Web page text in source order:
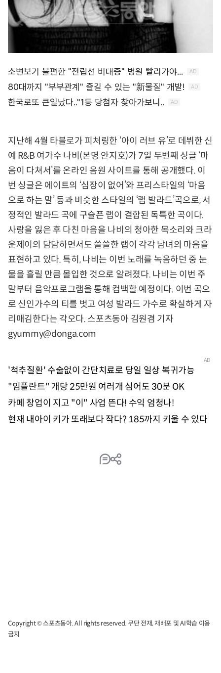
지난해 4월 타블로가 피처링한 ‘아이 러브 유’로 데뷔한 신
예 R&B 여가수 나비(본명 안지호)가 7일 두번째 싱글 ‘마
음이 다쳐서’를 온라인 음원 사이트를 통해 공개했다. 이
번 싱글은 에이트의 ‘심장이 없어’와 프리스타일의 ‘마음
으로 하는 말’ 등과 비슷한 스타일의 ‘랩 발라드’곡으로, 서
정적인 발라드 곡에 구슬픈 랩이 결합된 독특한 곡이다.
사랑을 잃은 후 다친 마음을 나비의 청아한 목소리와 크라
운제이의 담담하면서도 쓸쓸한 랩이 각각 남녀의 마음을
표현하고 있다. 특히, 나비는 이번 노래를 녹음하던 중 눈
물을 흘릴 만큼 몰입한 것으로 알려졌다. 나비는 이번 주
말부터 음악프로그램을 통해 컴백할 예정이다. 이번 곡으
로 신인가수의 티를 벗고 여성 발라드 가수로 확실하게 자
리매김한다는 각오다. 스포츠동아 김원겸 기자
gyummy@donga.com
Copyright © 스포츠동아. All rights reserved. 무단 전재, 재배포 및 AI학습 이용
금지